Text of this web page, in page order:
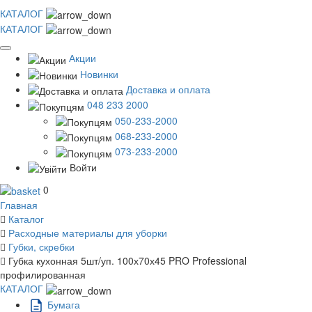
КАТАЛОГ
КАТАЛОГ
Акции
Новинки
Доставка и оплата
048 233 2000
050-233-2000
068-233-2000
073-233-2000
Войти
0
Главная
Каталог
Расходные материалы для уборки
Губки, скребки
Губка кухонная 5шт/уп. 100х70х45 PRO Professional
профилированная
КАТАЛОГ
Бумага